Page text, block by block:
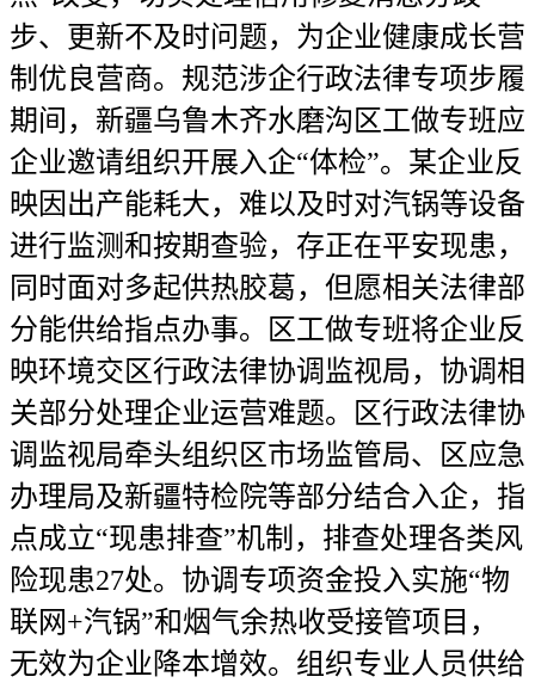
步、更新不及时问题，为企业健康成长营
制优良营商。规范涉企行政法律专项步履
期间，新疆乌鲁木齐水磨沟区工做专班应
企业邀请组织开展入企“体检”。某企业反
映因出产能耗大，难以及时对汽锅等设备
进行监测和按期查验，存正在平安现患，
同时面对多起供热胶葛，但愿相关法律部
分能供给指点办事。区工做专班将企业反
映环境交区行政法律协调监视局，协调相
关部分处理企业运营难题。区行政法律协
调监视局牵头组织区市场监管局、区应急
办理局及新疆特检院等部分结合入企，指
点成立“现患排查”机制，排查处理各类风
险现患27处。协调专项资金投入实施“物
联网+汽锅”和烟气余热收受接管项目，
无效为企业降本增效。组织专业人员供给